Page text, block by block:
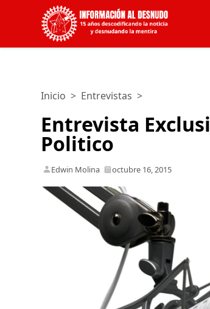
Inicio > Entrevistas >
Entrevista
Politico
Edwin Molina octubre 16, 2015